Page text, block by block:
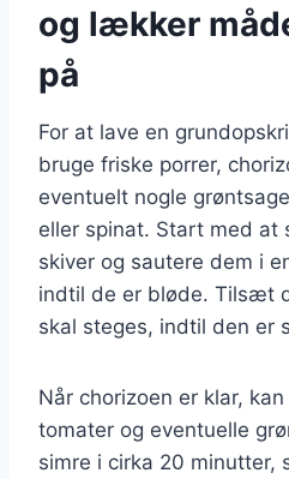
og lækker
på
For at lave en
bruge friske porrer,
eventuelt nogle
eller spinat. Start med at
skiver og sautere dem i
indtil de er bløde. Tilsæt
skal steges, indtil den er
Når chorizoen er klar,
tomater og eventuelle
simre i cirka 20 minutter,